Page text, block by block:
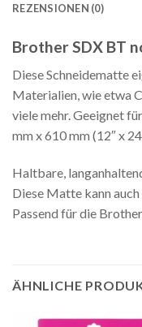
REZENSIONEN (0)
Brother SDX BT
Diese Schneidematte
Materialien, wie etwa
viele mehr. Geeignet
mm x 610 mm (12″ x
Haltbare,
Diese Matte kann
Passend für die
ÄHNLICHE